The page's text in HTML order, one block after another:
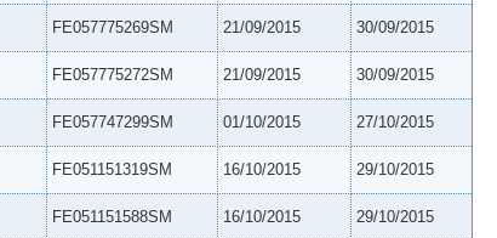
FE057775269SM 21/09/2015 30/09/2015
FE057775272SM 21/09/2015 30/09/2015
FE057747299SM 01/10/2015 27/10/2015
FE051151319SM 16/10/2015 29/10/2015
FE051151588SM 16/10/2015 29/10/2015